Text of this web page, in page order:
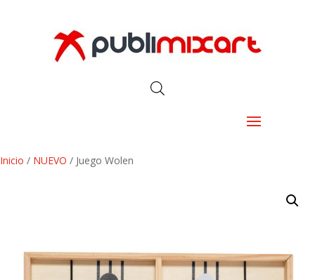
Inicio / NUEVO / Juego Wolen